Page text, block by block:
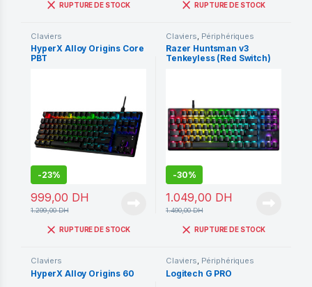
RUPTURE DE STOCK RUPTURE DE STOCK
Claviers
HyperX Alloy Origins Core
PBT
-23%
999,00 DH
1.299,00DH
RUPTURE DE STOCK
Claviers Périphériques
Razer Huntsman v3
Tenkeyless (Red Switch)
-30%
1.049,00 DH
1.490,00DH
RUPTURE DE STOCK
Claviers
HyperX Alloy Origins 60
Claviers, Périphériques
Logitech G PRO